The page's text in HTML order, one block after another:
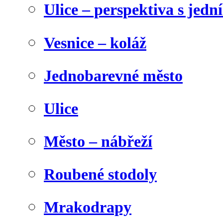
Ulice – perspektiva s
Vesnice – koláž
Jednobarevné město
Ulice
Město – nábřeží
Roubené stodoly
Mrakodrapy